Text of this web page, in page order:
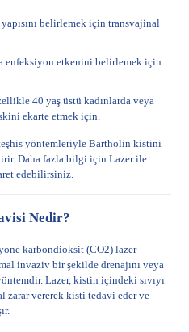
belirlemek için transvajinal
enfeksiyon etkenini belirlemek için
40 yaş üstü kadınlarda veya
ekarte etmek için.
yöntemleriyle Bartholin kistini
Daha fazla bilgi içinLazer ile
edebilirsiniz.
Nedir?
karbondioksit (CO2) lazer
invaziv bir şekilde drenajını veya
Lazer, kistin içindeki sıvıyı
zarar vererek kisti tedavi eder ve